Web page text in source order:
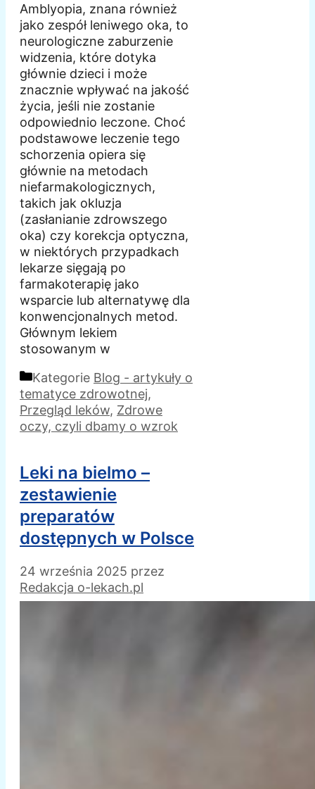
Amblyopia, znana również
jako zespół leniwego oka, to
neurologiczne zaburzenie
widzenia, które dotyka
głównie dzieci i może
znacznie wpływać na jakość
życia, jeśli nie zostanie
odpowiednio leczone. Choć
podstawowe leczenie tego
schorzenia opiera się
głównie na metodach
niefarmakologicznych,
takich jak okluzja
(zasłanianie zdrowszego
oka) czy korekcja optyczna,
w niektórych przypadkach
lekarze sięgają po
farmakoterapię jako
wsparcie lub alternatywę dla
konwencjonalnych metod.
Głównym lekiem
stosowanym w
Kategorie Blog - artykuły o
tematyce zdrowotnej,
Przegląd leków, Zdrowe
oczy, czyli dbamy o wzrok
Leki na bielmo –
zestawienie
preparatów
dostępnych w Polsce
24 września 2025 przez
Redakcja o-lekach.pl